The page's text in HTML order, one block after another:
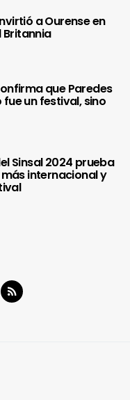
a Ourense en
Britannia
que Paredes
un festival, sino
Sinsal 2024 prueba
internacional y